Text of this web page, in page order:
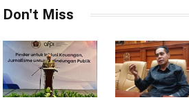
Don't Miss